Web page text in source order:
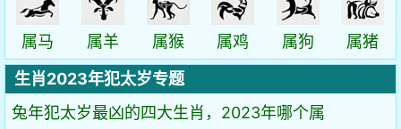
属马 属羊 属猴 属鸡 属狗
属猪
生肖2023年犯太岁专题
兔年犯太岁最凶的四大生肖，2023年哪个属